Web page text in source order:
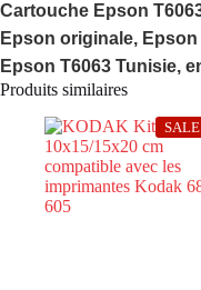
Cartouche Epson
Epson originale,
Epson T6063 Tunisie,
Produits similaires